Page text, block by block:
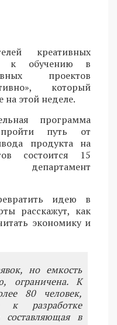
креативных
к обучению в
проектов
который
на этой неделе.
программа
путь от
продукта на
состоится 15
департамент
идею в
расскажут, как
экономику и
но емкость
ограничена. К
80 человек,
к разработке
в